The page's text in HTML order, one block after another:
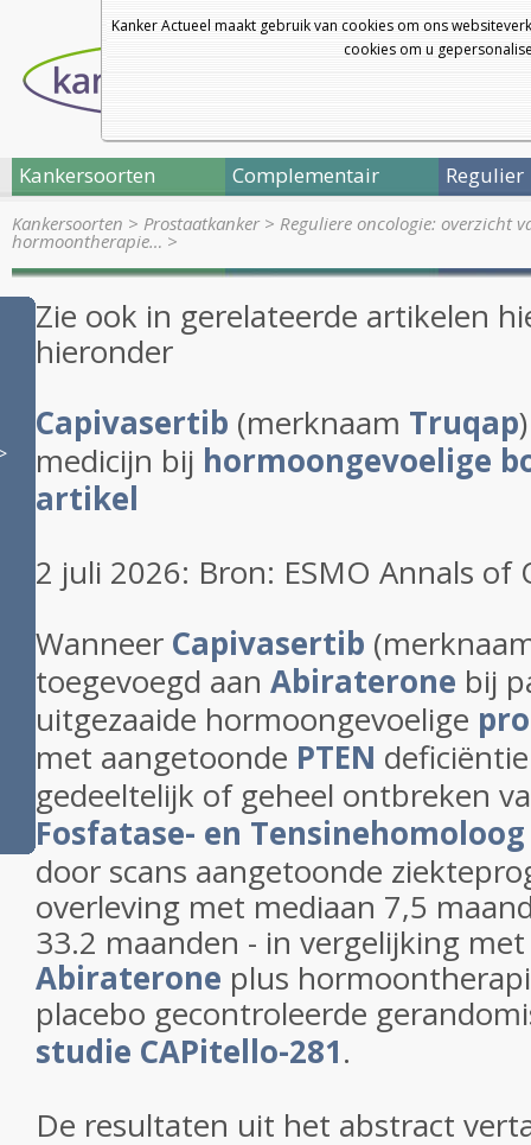
Kanker Actueel maakt gebruik van cookies om ons
cookies om u
Kankersoorten Complementair Regulier
Kankersoorten > Prostaatkanker> Reguliere oncologie: overzicht
hormoontherapie… >
Zie ook in gerelateerde artikelen
hieronder
Capivasertib (merknaam Truqap
medicijn bij hormoongevoelige
artikel
2 juli 2026: Bron: ESMO Annals of
Wanneer Capivasertib
toegevoegd aan Abiraterone bij
uitgezaaide hormoongevoelige
met aangetoonde PTEN
gedeeltelijk of geheel ontbreken
Fosfatase- en Tensinehomoloog
door scans aangetoonde
overleving met mediaan 7,5
33.2 maanden - in vergelijking
Abiraterone plus
placebo gecontroleerde
studie CAPitello-281.
De resultaten uit het abstract